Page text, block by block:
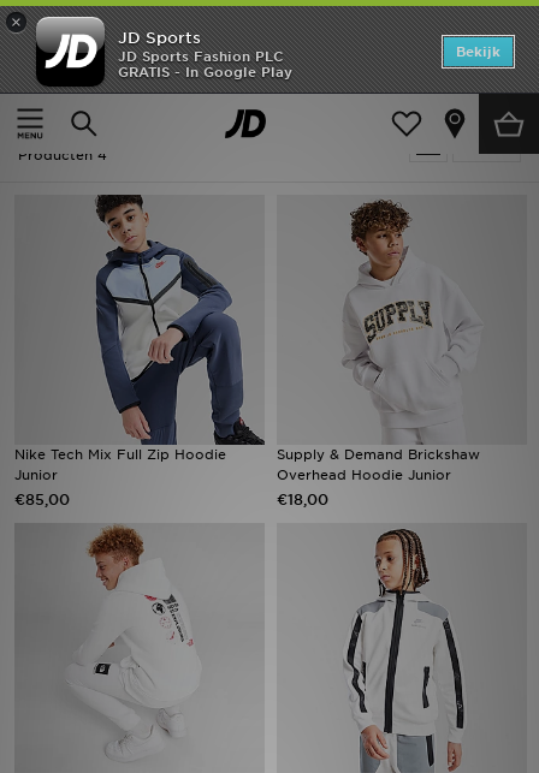
×
JD Sports
JD Sports Fashion PLC
GRATIS - In Google Play
Bekijk
Thuis
Kids
Kids - Wit Hoodies
Producten 4
Nike Tech Mix Full Zip Hoodie
Junior
€85,00
Supply & Demand Brickshaw
Overhead Hoodie Junior
€18,00
Home
Offers
New In
Collecties
Sports
Vind een winkel
Bestelling traceren
Klantenservice